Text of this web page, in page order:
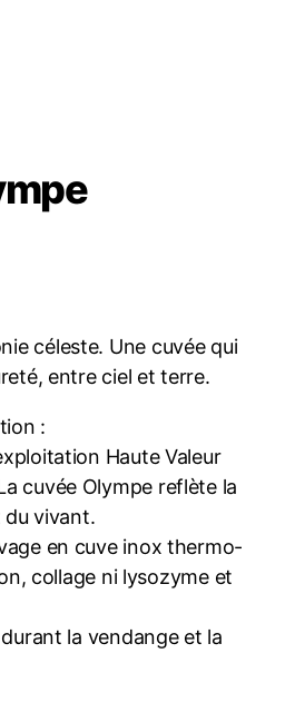
céleste. Une cuvée qui
entre ciel et terre.
:
Haute Valeur
cuvée Olympe reflète la
du vivant.
en cuve inox thermo-
collage ni lysozyme et
la vendange et la